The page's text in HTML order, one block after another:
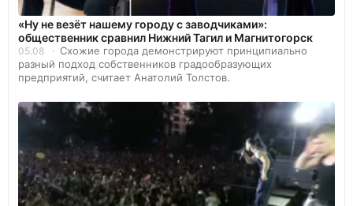
«Ну не везёт нашему городу с заводчиками»:
общественник сравнил Нижний Тагил и Магнитогорск
05.08
Схожие города демонстрируют принципиально
разный подход собственников градообразующих
предприятий, считает Анатолий Толстов.